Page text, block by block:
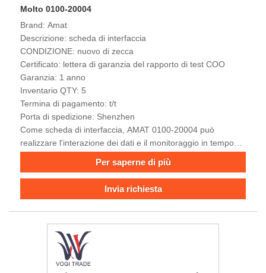
Molto 0100-20004
Brand: Amat
Descrizione: scheda di interfaccia
CONDIZIONE: nuovo di zecca
Certificato: lettera di garanzia del rapporto di test COO
Garanzia: 1 anno
Inventario QTY: 5
Termina di pagamento: t/t
Porta di spedizione: Shenzhen
Come scheda di interfaccia, AMAT 0100-20004 può
realizzare l'interazione dei dati e il monitoraggio in tempo
reale tra più moduli, tenendo conto sia della stabilità del
processo che dell'efficienza di integrazione del sistema.
Per saperne di più
Invia richiesta